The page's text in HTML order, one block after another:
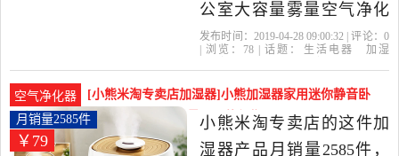
公室大容量雾量空气净化
器小型迷你香薰是2019年
活电器当中性价比很高的
加湿器，由浙江 杭州发
货。
发布时间：2019-04-28 09:00:32 | 评论： 0
| 浏览： 78 | 话题： 生活电器
加湿
空气净化器
[小熊米淘专卖店加湿器]小熊加湿器家用迷你静音卧
室办公室大容月销量2585件仅售79元
￥79
月销量2585件
小熊米淘专卖店的这件加
湿器产品月销量2585件，